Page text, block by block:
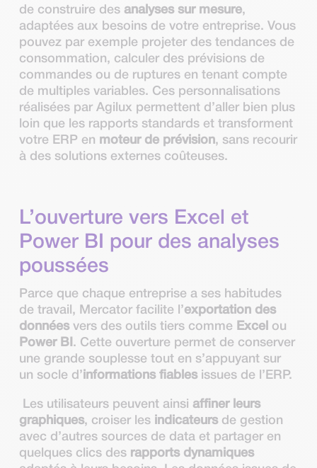
de construire des analyses sur mesure,
adaptées aux besoins de votre entreprise. Vous
pouvez par exemple projeter des tendances de
consommation, calculer des prévisions de
commandes ou de ruptures en tenant compte
de multiples variables. Ces personnalisations
réalisées par Agilux permettent d’aller bien plus
loin que les rapports standards et transforment
votre ERP en moteur de prévision, sans recourir
à des solutions externes coûteuses.
L’ouverture vers Excel et
Power BI pour des analyses
poussées
Parce que chaque entreprise a ses habitudes
de travail, Mercator facilite l’exportation des
donnéesvers des outils tiers comme Excel
ou
Power BI . Cette ouverture permet de conserver
une grande souplesse tout en s’appuyant sur
un socle d’informations fiablesissues de l’ERP.
Les utilisateurs peuvent ainsi affiner leurs
graphiques, croiser les indicateursde gestion
avec d’autres sources de data et partager en
quelques clics des rapports dynamiques